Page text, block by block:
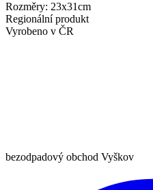
Rozměry: 23x31cm
Regionální produkt
Vyrobeno v ČR
bezodpadový obchod Vyškov